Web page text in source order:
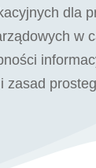
dla
w
zasad